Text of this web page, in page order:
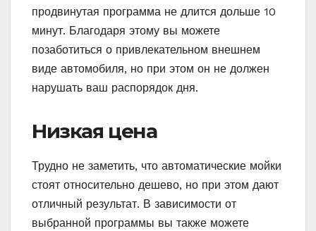
продвинутая программа не длится дольше 10
минут. Благодаря этому вы можете
позаботиться о привлекательном внешнем
виде автомобиля, но при этом он не должен
нарушать ваш распорядок дня.
Низкая цена
Трудно не заметить, что автоматические мойки
стоят относительно дешево, но при этом дают
отличный результат. В зависимости от
выбранной программы вы также можете